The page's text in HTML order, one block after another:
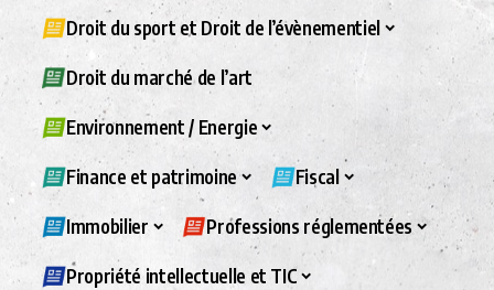
Droit du sport et Droit de l’évènementiel
Droit du marché de l’art
Environnement / Energie
Finance et patrimoine Fiscal
Immobilier Professions réglementées
Propriété intellectuelle et TIC